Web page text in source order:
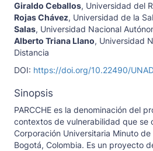
Giraldo Ceballos, Universidad del
Rojas Chávez, Universidad de la
Salas, Universidad Nacional
Alberto Triana Llano, Universidad
Distancia
DOI: https://doi.org/10.22490/
Sinopsis
PARCCHE es la denominación del
contextos de vulnerabilidad que se
Corporación Universitaria Minuto
Bogotá, Colombia. Es un proyecto